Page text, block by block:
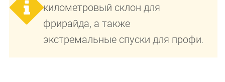
километровый склон для
фрирайда, а также
экстремальные спуски для профи.